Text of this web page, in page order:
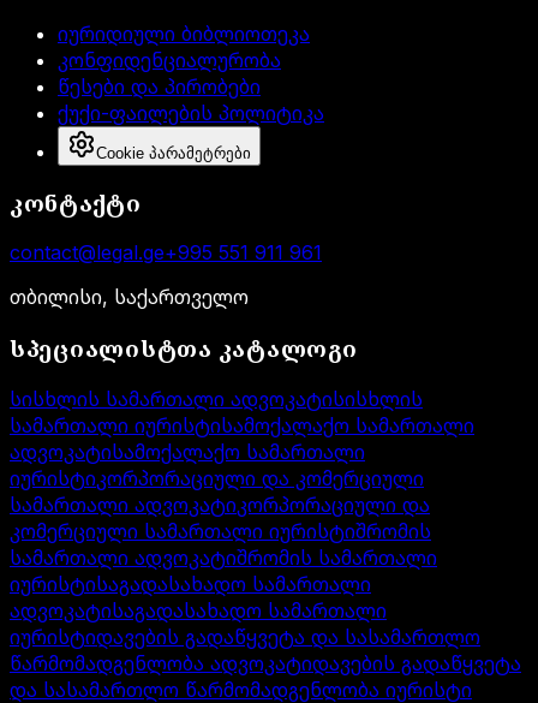
იურიდიული ბიბლიოთეკა
კონფიდენციალურობა
წესები და პირობები
ქუქი-ფაილების პოლიტიკა
Cookie პარამეტრები
კონტაქტი
contact@legal.ge+995 551 911 961
თბილისი, საქართველო
სპეციალისტთა კატალოგი
სისხლის სამართალი ადვოკატისისხლის
სამართალი იურისტისამოქალაქო სამართალი
ადვოკატისამოქალაქო სამართალი
იურისტიკორპორაციული და კომერციული
სამართალი ადვოკატიკორპორაციული და
კომერციული სამართალი იურისტიშრომის
სამართალი ადვოკატიშრომის სამართალი
იურისტისაგადასახადო სამართალი
ადვოკატისაგადასახადო სამართალი
იურისტიდავების გადაწყვეტა და სასამართლო
წარმომადგენლობა ადვოკატიდავების გადაწყვეტა
და სასამართლო წარმომადგენლობა იურისტი